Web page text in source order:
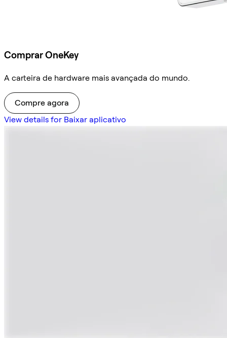
Comprar OneKey
A carteira de hardware mais avançada do mundo.
Compre agora
View details for Baixar aplicativo